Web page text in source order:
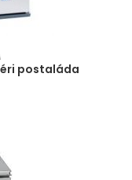
postaláda